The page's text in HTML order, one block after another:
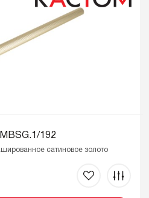
192
сатиновое золото